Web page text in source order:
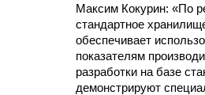
Максим Кокурин: «По
стандартное
обеспечивает
показателям
разработки на базе
демонстрируют